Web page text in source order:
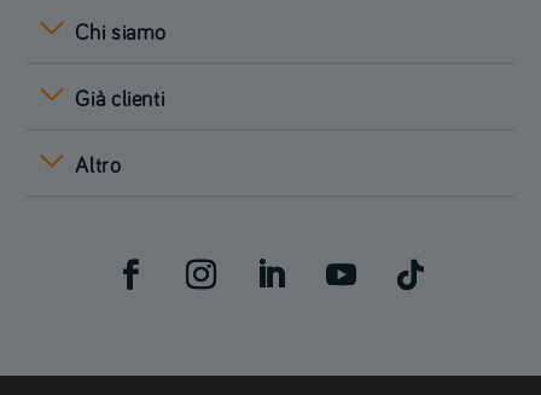
Chi siamo
Già clienti
Altro